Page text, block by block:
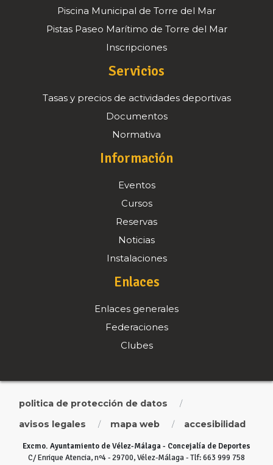
Piscina Municipal de Torre del Mar
Pistas Paseo Marítimo de Torre del Mar
Inscripciones
Servicios
Tasas y precios de actividades deportivas
Documentos
Normativa
Información
Eventos
Cursos
Reservas
Noticias
Instalaciones
Enlaces
Enlaces generales
Federaciones
Clubes
politica de protección de datos /
avisos legales / mapa web / accesibilidad
Excmo. Ayuntamiento de Vélez-Málaga - Concejalía de Deportes
C/ Enrique Atencia, nº4 - 29700, Vélez-Málaga - Tlf: 663 999 758